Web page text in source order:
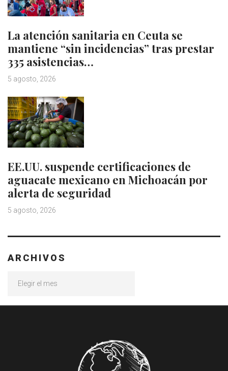
La atención sanitaria en Ceuta se
mantiene “sin incidencias” tras prestar
335 asistencias…
5 agosto, 2026
EE.UU. suspende certificaciones de
aguacate mexicano en Michoacán por
alerta de seguridad
5 agosto, 2026
ARCHIVOS